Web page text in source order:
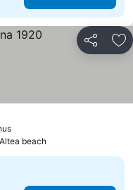
Jaa
beach